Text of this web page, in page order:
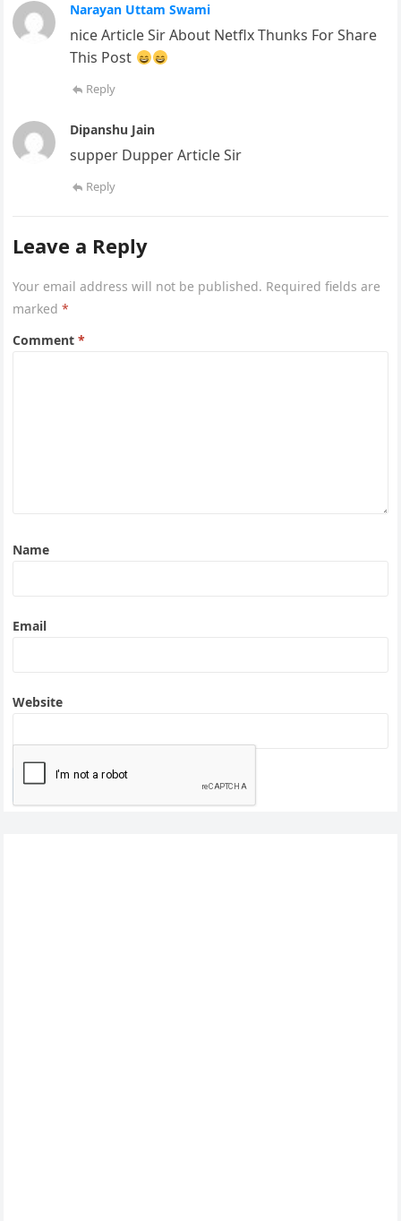
Narayan Uttam Swami
nice Article Sir About Netflx Thunks For Share
This Post
Reply
Dipanshu Jain
supper Dupper Article Sir
Reply
Leave a Reply
Your email address will not be published. Required fields are
marked*
Comment*
Name
Email
Website